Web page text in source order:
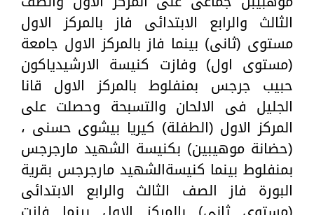
الثالث والرابع الابتدائى فاز بالمركز الاول
مستوى (ثانى) بينما فاز بالمركز الاول جامعة
(مستوى اول) وفازت كنيسة الارشيدياكون
حبيب جرجس بمنفلوط بالمركز الاول قانا
الجليل فى الالحان والتسبحة وحصلت على
المركز الاول (الطفلة) كيريا بيشوى حسنى ،
(حضانة موهيبين) بكنيسة الشهيد مارجرجس
بمنفلوط بينما كنيسةالشهيد مارجرجس بقرية
البورة فاز الصف الثالث والرابع الابتدائى